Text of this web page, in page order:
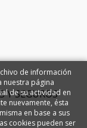
Y SEGUROS
de información
nuestra página
de su actividad en
nuevamente, ésta
en base a sus
cookies pueden ser